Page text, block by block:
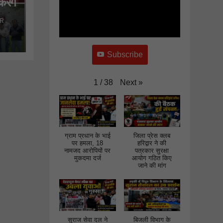
Subscribe
1 / 38 Next »
ग्राम प्रधान के भाई
पर हमला, 18
नामजद आरोपियों पर
मुकदमा दर्ज
जिला प्रेस क्लब
हरिद्वार ने की
पत्रकार सुरक्षा
आयोग गठित किए
जाने की मांग
सुराज सेवा दल ने
बिजली विभाग के